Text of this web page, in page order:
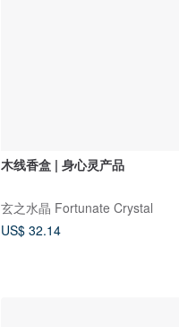
木线香盒 | 身心灵产品
玄之水晶 Fortunate Crystal
US$ 32.14